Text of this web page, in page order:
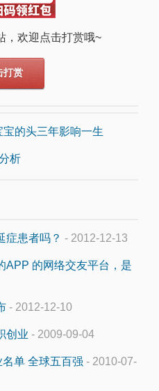
，欢迎点击打赏哦~
打赏
的头三年影响一生
析
症患者吗？ - 2012-12-13
APP 的网络交友平台，是
- 2012-12-10
创业 - 2009-09-04
单 全球五百强 - 2010-07-